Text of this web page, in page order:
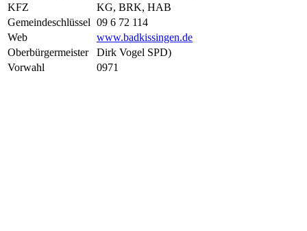
KFZ
KG, BRK, HAB
Gemeindeschlüssel 09 6 72 114
Web
www.badkissingen.de
Oberbürgermeister
Dirk Vogel SPD)
Vorwahl
0971